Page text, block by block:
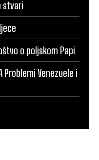
stvari
o poljskom Papi
Problemi Venezuele i